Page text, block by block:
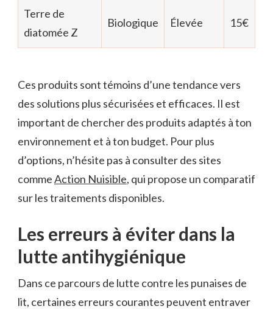
Terre de
diatomée Z
Biologique Élevée 15€
Ces produits sont témoins d’une tendance vers
des solutions plus sécurisées et efficaces. Il est
important de chercher des produits adaptés à ton
environnement et à ton budget. Pour plus
d’options, n’hésite pas à consulter des sites
commeAction Nuisible, qui propose un comparatif
sur les traitements disponibles.
Les erreurs à éviter dans la
lutte antihygiénique
Dans ce parcours de lutte contre les punaises de
lit, certaines erreurs courantes peuvent entraver